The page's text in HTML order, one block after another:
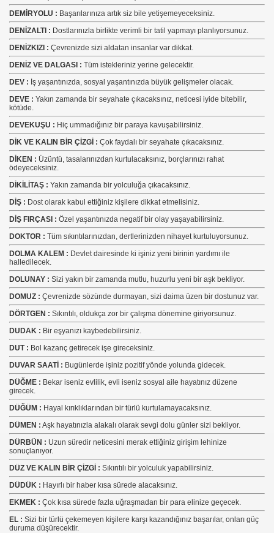
DEMİRYOLU : Başarılarınıza artık siz bile yetişemeyeceksiniz.
DENİZALTI : Dostlarınızla birlikte verimli bir tatil yapmayı planlıyorsunuz.
DENİZKIZI : Çevrenizde sizi aldatan insanlar var dikkat.
DENİZ VE DALGASI : Tüm istekleriniz yerine gelecektir.
DEV : İş yaşantınızda, sosyal yaşantınızda büyük gelişmeler olacak.
DEVE : Yakın zamanda bir seyahate çıkacaksınız, neticesi iyide bitebilir,
kötüde.
DEVEKUŞU : Hiç ummadığınız bir paraya kavuşabilirsiniz.
DİK VE KALIN BİR ÇİZGİ : Çok faydalı bir seyahate çıkacaksınız.
DİKEN : Üzüntü, tasalarınızdan kurtulacaksınız, borçlarınızı rahat
ödeyeceksiniz.
DİKİLİTAŞ : Yakın zamanda bir yolculuğa çıkacaksınız.
DİŞ : Dost olarak kabul ettiğiniz kişilere dikkat etmelisiniz.
DİŞ FIRÇASI : Özel yaşantınızda negatif bir olay yaşayabilirsiniz.
DOKTOR : Tüm sıkıntılarınızdan, dertlerinizden nihayet kurtuluyorsunuz.
DOLMA KALEM : Devlet dairesinde ki işiniz yeni birinin yardımı ile
halledilecek.
DOLUNAY : Sizi yakın bir zamanda mutlu, huzurlu yeni bir aşk bekliyor.
DOMUZ : Çevrenizde sözünde durmayan, sizi daima üzen bir dostunuz var.
DÖRTGEN : Sıkıntılı, oldukça zor bir çalışma dönemine giriyorsunuz.
DUDAK : Bir eşyanızı kaybedebilirsiniz.
DUT : Bol kazanç getirecek işe gireceksiniz.
DUVAR SAATİ : Bugünlerde işiniz pozitif yönde yolunda gidecek.
DÜĞME : Bekar iseniz evlilik, evli iseniz sosyal aile hayatınız düzene
girecek.
DÜĞÜM : Hayal kırıklıklarından bir türlü kurtulamayacaksınız.
DÜMEN : Aşk hayatınızla alakalı olarak sevgi dolu günler sizi bekliyor.
DÜRBÜN : Uzun süredir neticesini merak ettiğiniz girişim lehinize
sonuçlanıyor.
DÜZ VE KALIN BİR ÇİZGİ : Sıkıntılı bir yolculuk yapabilirsiniz.
DÜDÜK : Hayırlı bir haber kısa sürede alacaksınız.
EKMEK : Çok kısa sürede fazla uğraşmadan bir para elinize geçecek.
EL : Sizi bir türlü çekemeyen kişilere karşı kazandığınız başarılar, onları güç
duruma düşürecektir.